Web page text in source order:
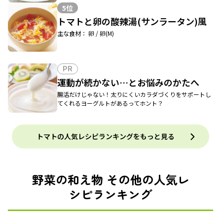
5位
トマトと卵の酸辣湯(サンラータン)風
主な食材： 卵 / 卵(M)
PR
運動が続かない…とお悩みのかたへ
腸活だけじゃない！太りにくいカラダづくりをサポートし
てくれるヨーグルトがあるってホント？
トマトの人気レシピランキングをもっと見る
野菜の和え物 その他の人気レ
シピランキング